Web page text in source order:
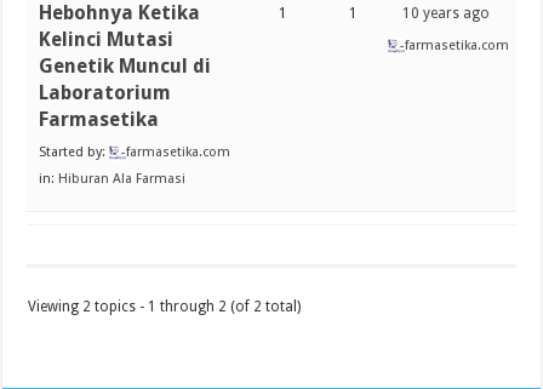
Hebohnya Ketika
Kelinci Mutasi
Genetik Muncul di
Laboratorium
Farmasetika
Started by:
farmasetika.com
in: Hiburan Ala Farmasi
1 1 10 years ago
farmasetika.com
Viewing 2 topics - 1 through 2 (of 2 total)